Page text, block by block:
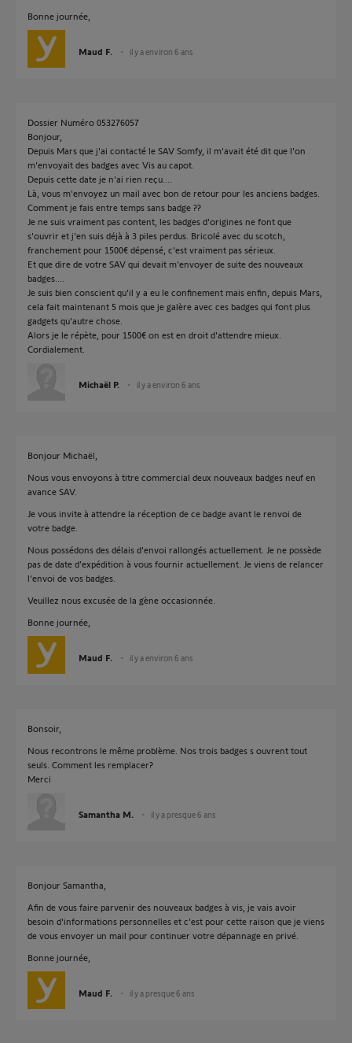
Bonne journée,
Maud F. il y a environ 6 ans
Dossier Numéro 053276057
Bonjour,
Depuis Mars que j'ai contacté le SAV Somfy, il m'avait été dit que l'on
m'envoyait des badges avec Vis au capot.
Depuis cette date je n'ai rien reçu....
Là, vous m'envoyez un mail avec bon de retour pour les anciens badges.
Comment je fais entre temps sans badge ??
Je ne suis vraiment pas content, les badges d'origines ne font que
s'ouvrir et j'en suis déjà à 3 piles perdus. Bricolé avec du scotch,
franchement pour 1500€ dépensé, c'est vraiment pas sérieux.
Et que dire de votre SAV qui devait m'envoyer de suite des nouveaux
badges....
Je suis bien conscient qu'il y a eu le confinement mais enfin, depuis Mars,
cela fait maintenant 5 mois que je galère avec ces badges qui font plus
gadgets qu'autre chose.
Alors je le répète, pour 1500€ on est en droit d'attendre mieux.
Cordialement.
Michaël P. il y a environ 6 ans
Bonjour Michaël,
Nous vous envoyons à titre commercial deux nouveaux badges neuf en
avance SAV.
Je vous invite à attendre la réception de ce badge avant le renvoi de
votre badge.
Nous possédons des délais d'envoi rallongés actuellement. Je ne possède
pas de date d’expédition à vous fournir actuellement. Je viens de relancer
l'envoi de vos badges.
Veuillez nous excusée de la gène occasionnée.
Bonne journée,
Maud F. il y a environ 6 ans
Bonsoir,
Nous recontrons le même problème. Nos trois badges s ouvrent tout
seuls. Comment les remplacer?
Merci
Samantha M. il y a presque 6 ans
Bonjour Samantha,
Afin de vous faire parvenir des nouveaux badges à vis, je vais avoir
besoin d'informations personnelles et c'est pour cette raison que je viens
de vous envoyer un mail pour continuer votre dépannage en privé.
Bonne journée,
Maud F. il y a presque 6 ans